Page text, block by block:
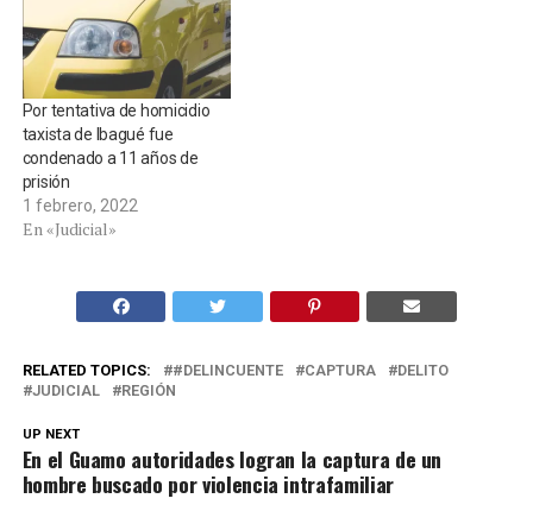
Por tentativa de homicidio
taxista de Ibagué fue
condenado a 11 años de
prisión
1 febrero, 2022
En «Judicial»
RELATED TOPICS: #DELINCUENTE CAPTURA
DELITO
JUDICIAL
REGIÓN
UP NEXT
En el Guamo autoridades logran la captura de un
hombre buscado por violencia intrafamiliar